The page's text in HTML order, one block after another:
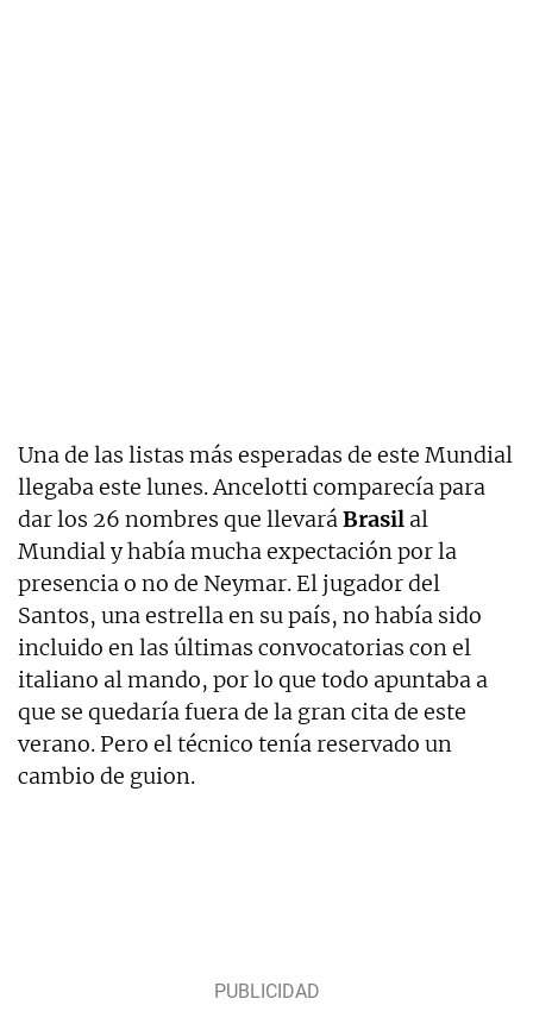
Una de las listas más esperadas de este Mundial
llegaba este lunes. Ancelotti comparecía para
dar los 26 nombres que llevaráBrasil al
Mundial y había mucha expectación por la
presencia o no de Neymar. El jugador del
Santos, una estrella en su país, no había sido
incluido en las últimas convocatorias con el
italiano al mando, por lo que todo apuntaba a
que se quedaría fuera de la gran cita de este
verano. Pero el técnico tenía reservado un
cambio de guion.